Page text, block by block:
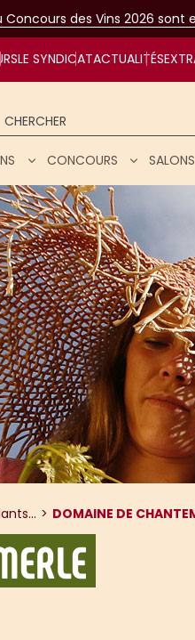
Concours des Vins 2026
LE SYNDICATACTUALITÉS
vins
CONCOURS SALONS
DOMAINE DE